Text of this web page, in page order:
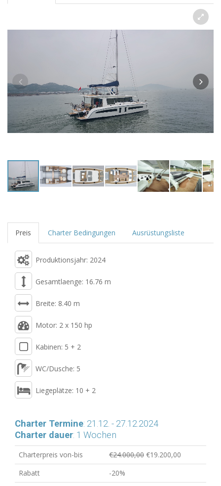
Preis Charter Bedingungen Ausrüstungsliste
Produktionsjahr: 2024
Gesamtlaenge: 16.76 m
Breite: 8.40 m
Motor: 2 x 150 hp
Kabinen: 5 + 2
WC/Dusche: 5
Liegeplätze: 10 + 2
Charter Termine: 21.12. - 27.12.2024
Charter dauer: 1 Wochen
Charterpreis von-bis €24.000,00 €19.200,00
Rabatt
-20%